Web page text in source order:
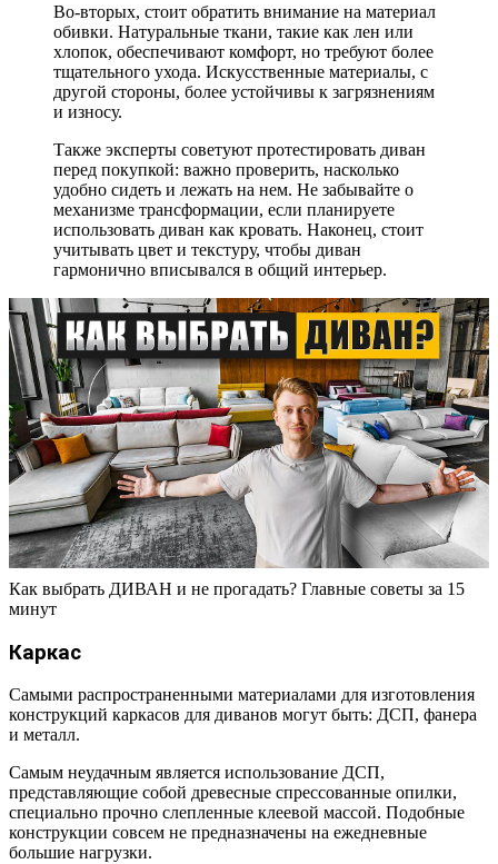
Во-вторых, стоит обратить внимание на материал
обивки. Натуральные ткани, такие как лен или
хлопок, обеспечивают комфорт, но требуют более
тщательного ухода. Искусственные материалы, с
другой стороны, более устойчивы к загрязнениям
и износу.
Также эксперты советуют протестировать диван
перед покупкой: важно проверить, насколько
удобно сидеть и лежать на нем. Не забывайте о
механизме трансформации, если планируете
использовать диван как кровать. Наконец, стоит
учитывать цвет и текстуру, чтобы диван
гармонично вписывался в общий интерьер.
Как выбрать ДИВАН и не прогадать? Главные советы за 15
минут
Каркас
Самыми распространенными материалами для изготовления
конструкций каркасов для диванов могут быть: ДСП, фанера
и металл.
Самым неудачным является использование ДСП,
представляющие собой древесные спрессованные опилки,
специально прочно слепленные клеевой массой. Подобные
конструкции совсем не предназначены на ежедневные
большие нагрузки.